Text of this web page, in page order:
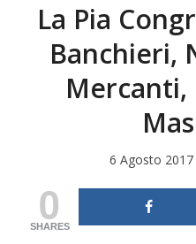
La Pia
Banchieri,
Mercanti,
6 Agosto 2017
0
SHARES